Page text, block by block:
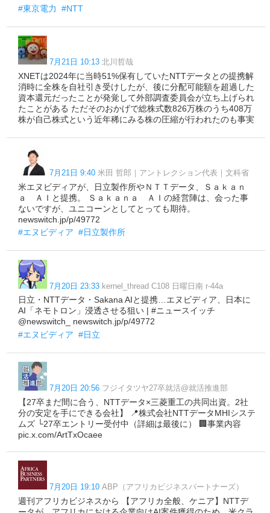
#東京電力
#NTT
7月21日 10:13 北川哲哉
XNETは2024年に当時51%保有していたNTTデータとの提携解
消時に全株を自社引き受けしたが、後に分配可能額を超過した
資本還元だったことが発覚して外部調査委員会が立ち上げられ
たことがある ただそのおかげで総株式数826万株のうち408万
株が自己株式という近年稀にみる株の圧縮が行われたのも事実
7月21日 9:40 米田 哲郎｜アントレクション代表｜文科省
米エヌビディアが、日立製作所やＮＴＴデータ、Ｓａｋａｎ
ａ ＡＩと提携。 Ｓａｋａｎａ ＡＩの経営陣は、会った事
ないですが、ユニコーンとしてとっても期待。
newswitch.jp/p/49772
#エヌビディア #日立製作所
7月20日 23:33 kernel_thread C108 日曜日南 r-44a
日立・NTTデータ・Sakana AIと提携…エヌビディア、日本に
AI「ネモトロン」浸透させる狙い | #ニュースイッチ
@newswitch_ newswitch.jp/p/49772
#エヌビディア #日立
7月20日 20:56 フジイタツヤ27卒就活@就活推進部
【27卒まだ間に合う、NTTデータ×三菱重工の共同出資。2社
分の安定を手にできる会社】 📍株式会社NTTデータMHIシステ
ムズ └27卒エントリー受付中（詳細は最後に） 🏢事業内容
pic.x.com/ArtTxOcaee
7月20日 19:10 ABP（アフリカビジネスパートナーズ）
週刊アフリカビジネスから 【アフリカ全般、ケニア】NTTデ